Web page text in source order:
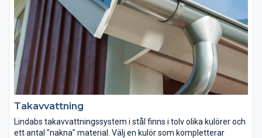
Takavvattning
Lindabs takavvattningssystem i stål finns i tolv olika kulörer och
ett antal "nakna" material. Välj en kulör som kompletterar